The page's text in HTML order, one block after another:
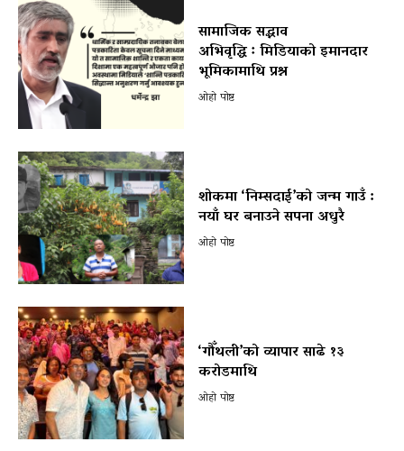
सामाजिक सद्भाव
अभिवृद्धि ः मिडियाको इमानदार
भूमिकामाथि प्रश्न
ओहो पोष्ट
शोकमा ‘निम्सदाई’को जन्म गाउँ :
नयाँ घर बनाउने सपना अधुरै
ओहो पोष्ट
‘गौँथली’को व्यापार साढे १३
करोडमाथि
ओहो पोष्ट